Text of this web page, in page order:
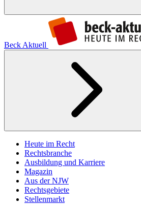
Beck Aktuell
Heute im Recht
Rechtsbranche
Ausbildung und Karriere
Magazin
Aus der NJW
Rechtsgebiete
Stellenmarkt